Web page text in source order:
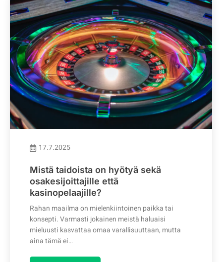
17.7.2025
Mistä taidoista on hyötyä sekä
osakesijoittajille että
kasinopelaajille?
Rahan maailma on mielenkiintoinen paikka tai
konsepti. Varmasti jokainen meistä haluaisi
mieluusti kasvattaa omaa varallisuuttaan, mutta
aina tämä ei…